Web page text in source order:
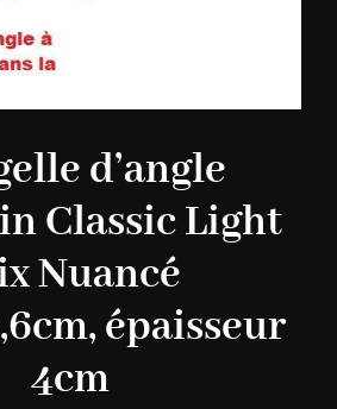
d’angle
Classic Light
Nuancé
épaisseur
4cm